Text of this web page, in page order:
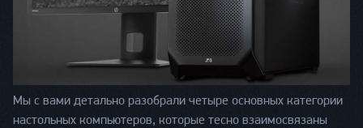
Мы с вами детально разобрали четыре основных категории
настольных компьютеров, которые тесно взаимосвязаны